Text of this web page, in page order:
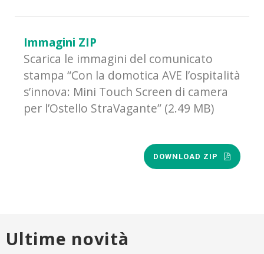
Immagini ZIP
Scarica le immagini del comunicato
stampa “Con la domotica AVE l’ospitalità
s’innova: Mini Touch Screen di camera
per l’Ostello StraVagante” (2.49 MB)
DOWNLOAD ZIP
Ultime novità